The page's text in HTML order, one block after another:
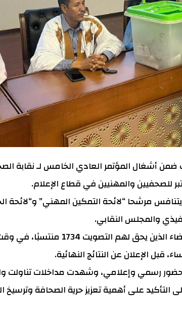
أشغال المؤتمر العادي الخامس لـ نقابة
للصحفيين والمهنيين في قطاع الإعلام.
يتنافس مرشحا “لائحة التمكين المهني”
والمجلس النقابي.
وبحسب المعطيات المنظمة للمؤتمر، يبلغ عدد
قبل الإعلان عن النتائج النهائية.
رسمي وإعلامي، وشهدت مداخلات تناولت
التأكيد على أهمية تعزيز حرية الصحافة